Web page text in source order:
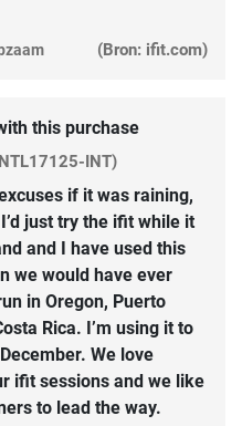
(Bron: ifit.com)
this purchase
INT)
if it was raining,
just try the ifit while it
and I have used this
we would have ever
in Oregon, Puerto
Rica. I’m using it to
We love
ifit sessions and we like
to lead the way.